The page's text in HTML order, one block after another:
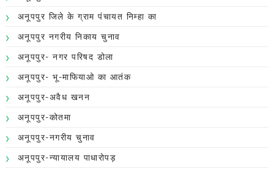
अनूपपुर जिले के ग्राम पंचायत निम्हा का
अनूपपुर नगरीय निकाय चुनाव
अनूपपुर- नगर परिषद डोला
अनूपपुर- भू-माफियाओ का आतंक
अनूपपुर-अवैध खनन
अनूपपुर-कोतमा
अनूपपुर-नगरीय चुनाव
अनूपपुर-न्यायालय पाधारोपड़